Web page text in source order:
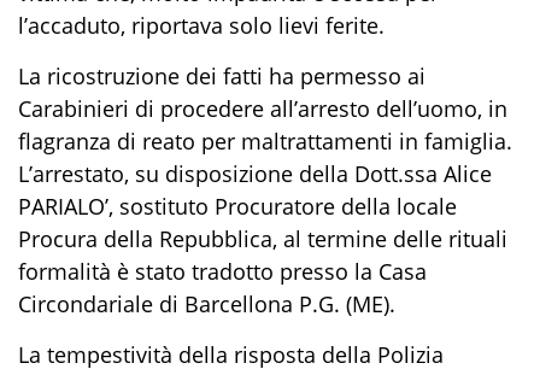
l’accaduto, riportava solo lievi ferite.
La ricostruzione dei fatti ha permesso ai
Carabinieri di procedere all’arresto dell’uomo, in
flagranza di reato per maltrattamenti in famiglia.
L’arrestato, su disposizione della Dott.ssa Alice
PARIALO’, sostituto Procuratore della locale
Procura della Repubblica, al termine delle rituali
formalità è stato tradotto presso la Casa
Circondariale di Barcellona P.G. (ME).
La tempestività della risposta della Polizia